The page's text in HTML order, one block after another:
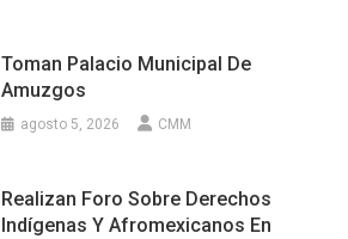
Toman Palacio Municipal De
Amuzgos
agosto 5, 2026 CMM
Realizan Foro Sobre Derechos
Indígenas Y Afromexicanos En